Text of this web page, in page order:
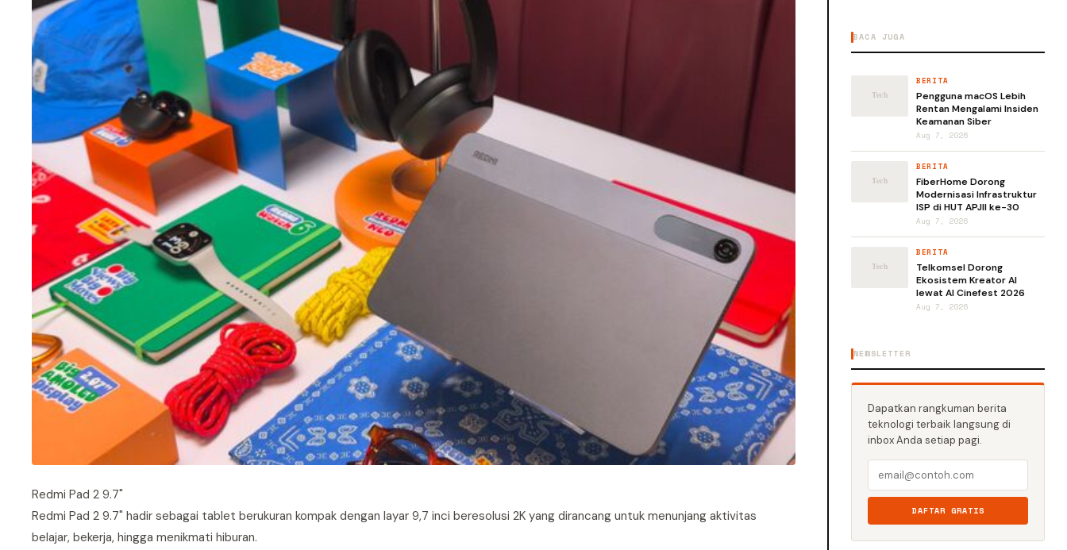
Redmi Pad 2 9.7"
Redmi Pad 2 9.7" hadir sebagai tablet berukuran kompak dengan layar 9,7 inci beresolusi 2K yang dirancang untuk menunjang aktivitas
belajar, bekerja, hingga menikmati hiburan.
BACA JUGA
BERITA
Pengguna macOS Lebih
Rentan Mengalami Insiden
Keamanan Siber
Aug 7, 2026
BERITA
FiberHome Dorong
Modernisasi Infrastruktur
ISP di HUT APJII ke-30
Aug 7, 2026
BERITA
Telkomsel Dorong
Ekosistem Kreator AI
lewat AI Cinefest 2026
Aug 7, 2026
NEWSLETTER
Dapatkan rangkuman berita
teknologi terbaik langsung di
inbox Anda setiap pagi.
DAFTAR GRATIS